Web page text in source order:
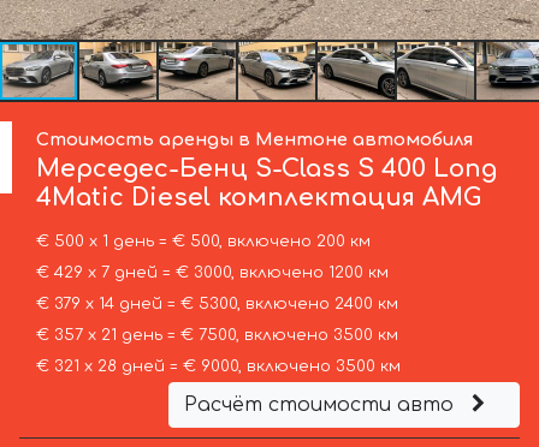
Стоимость аренды в Ментоне автомобиля
Мерседес-Бенц S-Class S 400 Long
4Matic Diesel комплектация AMG
€ 500 х 1 день = € 500, включено 200 км
€ 429 х 7 дней = € 3000, включено 1200 км
€ 379 х 14 дней = € 5300, включено 2400 км
€ 357 х 21 день = € 7500, включено 3500 км
€ 321 х 28 дней = € 9000, включено 3500 км
Расчёт стоимости авто